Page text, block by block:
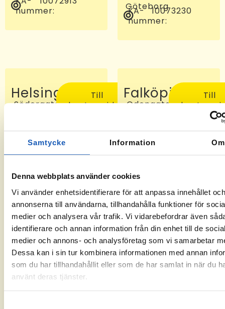
Samtycke Information Om
Denna webbplats använder cookies
Vi använder enhetsidentifierare för att anpassa innehållet och
annonserna till användarna, tillhandahålla funktioner för
medier och analysera vår trafik. Vi vidarebefordrar även
identifierare och annan information från din enhet till de
medier och annons- och analysföretag som vi samarbetar
Dessa kan i sin tur kombinera informationen med annan
som du har tillhandahållit eller som de har samlat in när du
använt deras tjänster.
nummer:
Göteborg
KA-
nummer:
10073230
Helsingborg
Södergatan
KA-
nummer:
-6
Till
kontorssidan
Falköping
Odengatan
Falköping
KA-
nummer:
10072810
Till
Sveg
Gränsgatan
17, 842
32 Sveg
KA-
nummer:
10069283
Till
kontorssidan
Tomelilla
Nybogatan
2B, 273
30
Tomelilla
KA-
10073436